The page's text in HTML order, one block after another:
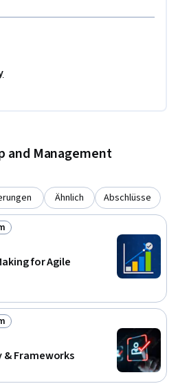
and Management
Ähnlich Abschlüsse
for Agile
& Frameworks